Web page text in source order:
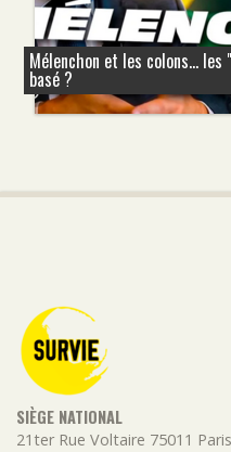
Mélenchon et les colons...
basé ?
SIÈGE NATIONAL
21ter Rue Voltaire 75011 Paris